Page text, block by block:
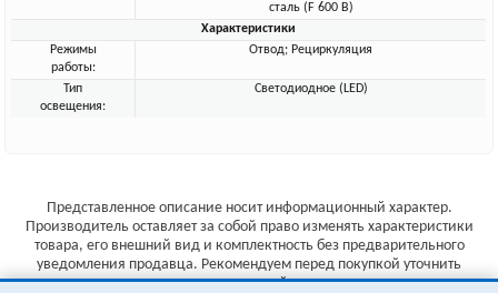
сталь (F 600 B)
Характеристики
Режимы
работы:
Отвод; Рециркуляция
Тип
освещения:
Светодиодное (LED)
Представленное описание носит информационный характер.
Производитель оставляет за собой право изменять характеристики
товара, его внешний вид и комплектность без предварительного
уведомления продавца. Рекомендуем перед покупкой уточнить
характеристики товара на сайте производителя.